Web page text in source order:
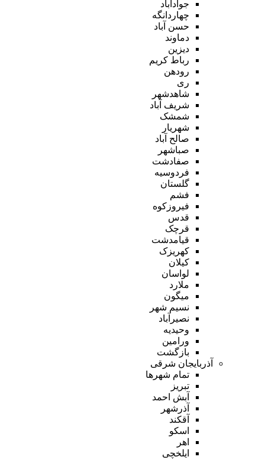
جوادآباد
چهاردانگه
حسن آباد
دماوند
دیزین
رباط کریم
رودهن
ری
شاهدشهر
شریف آباد
شمشک
شهریار
صالح آباد
صباشهر
صفادشت
فردوسیه
گلستان
فشم
فیروزکوه
قدس
قرچک
قیامدشت
کهریزک
کیلان
لواسان
ملارد
میگون
نسیم شهر
نصیرآباد
وحیدیه
ورامین
بازگشت
آذربایجان شرقی
تمام شهر‌ها
تبریز
آبش احمد
آذرشهر
آقکند
اسکو
اهر
ایلخچی